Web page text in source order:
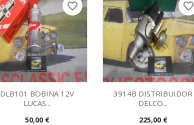
Vista rápida
DLB101 BOBINA 12V
LUCAS...
Precio
50,00 €
favorite_border
Vista rápida
3914B DISTRIBUIDOR
DELCO...
Precio
225,00 €
favorite_border